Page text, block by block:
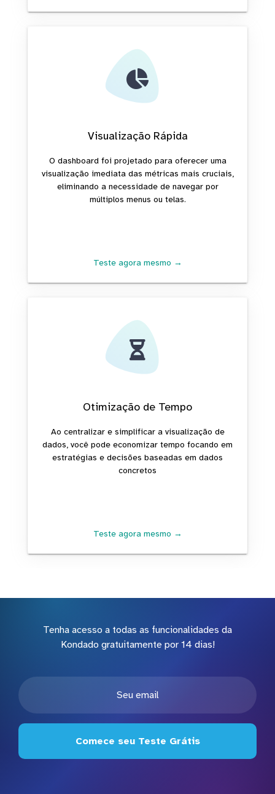
Visualização Rápida
O dashboard foi projetado para oferecer uma
visualização imediata das métricas mais cruciais,
eliminando a necessidade de navegar por
múltiplos menus ou telas.
Teste agora mesmo →
Otimização de Tempo
Ao centralizar e simplificar a visualização de
dados, você pode economizar tempo focando em
estratégias e decisões baseadas em dados
concretos
Teste agora mesmo →
Tenha acesso a todas as funcionalidades da
Kondado gratuitamente por 14 dias!
Comece seu Teste Grátis